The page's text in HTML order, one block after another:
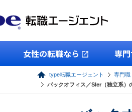
女性の転職なら 専
type転職エージェント 専門職
バックオフィス／SIer（独立系）